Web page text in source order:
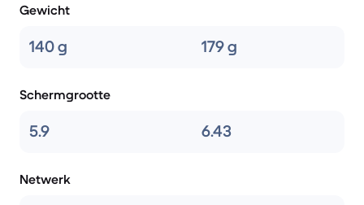
Gewicht
140 g 179 g
Schermgrootte
5.9 6.43
Netwerk